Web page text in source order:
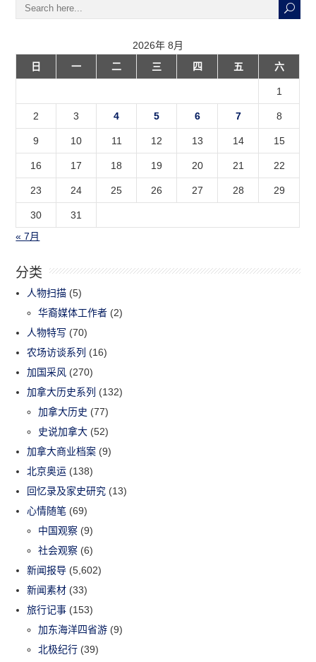
2026年 8月
日
一 二 三 四 五 六
1
2 3 4 5 6 7 8
9 10 11 12 13 14 15
16 17 18 19 20 21 22
23 24 25 26 27 28 29
30
31
« 7月
分类
人物扫描 (5)
华裔媒体工作者 (2)
人物特写 (70)
农场访谈系列 (16)
加国采风 (270)
加拿大历史系列 (132)
加拿大历史 (77)
史说加拿大 (52)
加拿大商业档案 (9)
北京奥运 (138)
回忆录及家史研究 (13)
心情随笔 (69)
中国观察 (9)
社会观察 (6)
新闻报导 (5,602)
新闻素材 (33)
旅行记事 (153)
加东海洋四省游 (9)
北极纪行 (39)